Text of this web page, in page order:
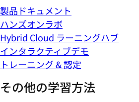
製品ドキュメント
ハンズオンラボ
Hybrid Cloud ラーニングハブ
インタラクティブデモ
トレーニング & 認定
その他の学習方法